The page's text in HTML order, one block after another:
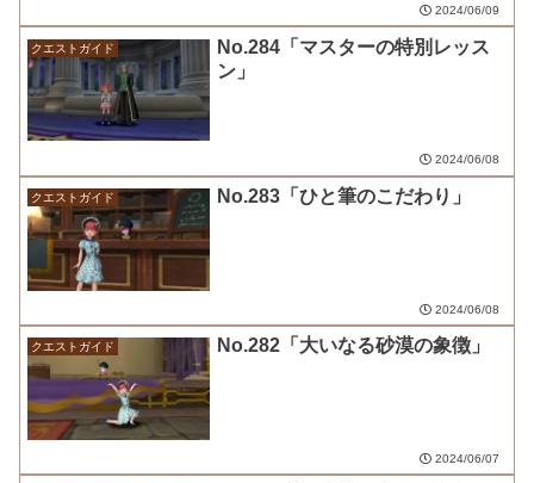
2024/06/09
クエストガイド
No.284「マスターの特別レッス
ン」
2024/06/08
クエストガイド No.283「ひと筆のこだわり」
2024/06/08
クエストガイド No.282「大いなる砂漠の象徴」
2024/06/07